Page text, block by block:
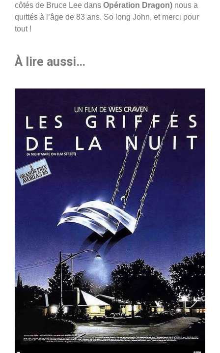
côtés de Bruce Lee dans Opération Dragon) nous a
quittés à l’âge de 83 ans. So long John, et merci pour
tout !
À lire aussi…